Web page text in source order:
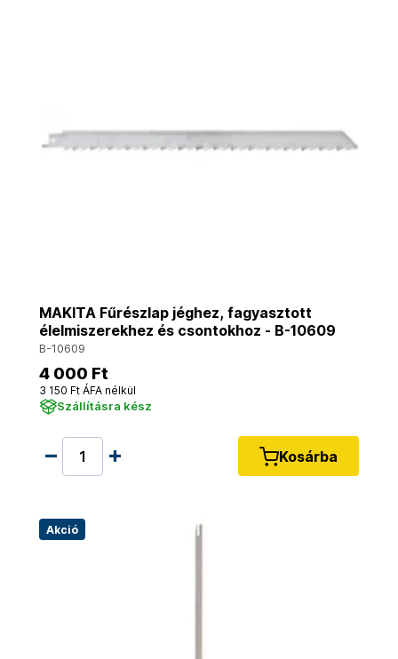
MAKITA Fűrészlap jéghez, fagyasztott
élelmiszerekhez és csontokhoz - B-10609
B-10609
4 000 Ft
3 150 Ft ÁFA nélkül
Szállításra kész
Kosárba
Akció